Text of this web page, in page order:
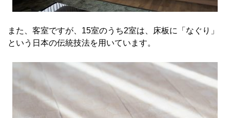
また、客室ですが、15室のうち2室は、床板に「なぐり」
という日本の伝統技法を用いています。